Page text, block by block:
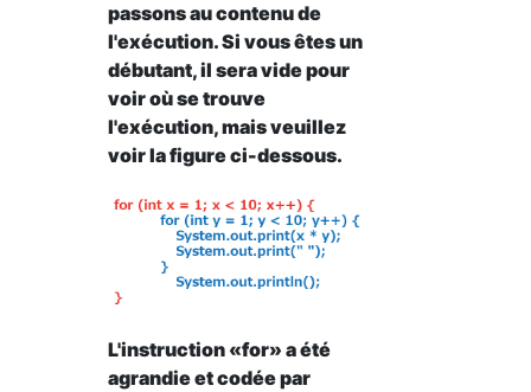
passons au contenu de
l'exécution. Si vous êtes un
débutant, il sera vide pour
voir où se trouve
l'exécution, mais veuillez
voir la figure ci-dessous.
L'instruction «for» a été
agrandie et codée par